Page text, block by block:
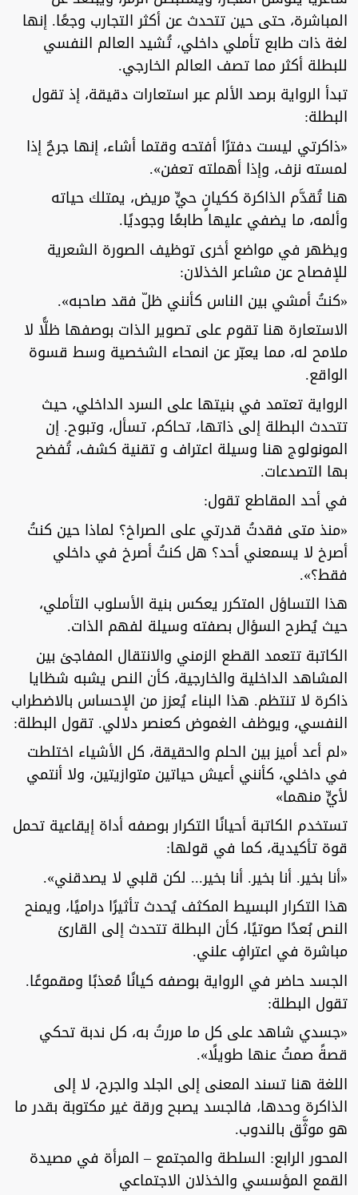
المباشرة، حتى حين تتحدث عن أكثر التجارب وجعًا. إنها
لغة ذات طابع تأملي داخلي، تُشيد العالم النفسي
للبطلة أكثر مما تصف العالم الخارجي.
تبدأ الرواية برصد الألم عبر استعارات دقيقة، إذ تقول
البطلة:
«ذاكرتي ليست دفترًا أفتحه وقتما أشاء، إنها جرحٌ إذا
لمسته نزف، وإذا أهملته تعفن».
هنا تُقدَّم الذاكرة ككيانٍ حيٍّ مريض، يمتلك حياته
وألمه، ما يضفي عليها طابعًا وجوديًا.
ويظهر في مواضع أخرى توظيف الصورة الشعرية
للإفصاح عن مشاعر الخذلان:
«كنتُ أمشي بين الناس كأنني ظلّ فقد صاحبه».
الاستعارة هنا تقوم على تصوير الذات بوصفها ظلًّا لا
ملامح له، مما يعبّر عن انمحاء الشخصية وسط قسوة
الواقع.
الرواية تعتمد في بنيتها على السرد الداخلي، حيث
تتحدث البطلة إلى ذاتها، تحاكم، تسأل، وتبوح. إن
المونولوج هنا وسيلة اعتراف و تقنية كشف، تُفضح
بها التصدعات.
في أحد المقاطع تقول:
«منذ متى فقدتُ قدرتي على الصراخ؟ لماذا حين كنتُ
أصرخ لا يسمعني أحد؟ هل كنتُ أصرخ في داخلي
فقط؟».
هذا التساؤل المتكرر يعكس بنية الأسلوب التأملي،
حيث يُطرح السؤال بصفته وسيلة لفهم الذات.
الكاتبة تتعمد القطع الزمني والانتقال المفاجئ بين
المشاهد الداخلية والخارجية، كأن النص يشبه شظايا
ذاكرة لا تنتظم. هذا البناء يُعزز من الإحساس بالاضطراب
النفسي، ويوظف الغموض كعنصر دلالي. تقول البطلة:
«لم أعد أميز بين الحلم والحقيقة، كل الأشياء اختلطت
في داخلي، كأنني أعيش حياتين متوازيتين، ولا أنتمي
لأيٍّ منهما»
تستخدم الكاتبة أحيانًا التكرار بوصفه أداة إيقاعية تحمل
قوة تأكيدية، كما في قولها:
«أنا بخير. أنا بخير. أنا بخير... لكن قلبي لا يصدقني».
هذا التكرار البسيط المكثف يُحدث تأثيرًا دراميًا، ويمنح
النص بُعدًا صوتيًا، كأن البطلة تتحدث إلى القارئ
مباشرة في اعترافٍ علني.
الجسد حاضر في الرواية بوصفه كيانًا مُعذبًا ومقموعًا.
تقول البطلة:
«جسدي شاهد على كل ما مررتُ به، كل ندبة تحكي
قصةً صمتُ عنها طويلًا».
اللغة هنا تسند المعنى إلى الجلد والجرح، لا إلى
الذاكرة وحدها، فالجسد يصبح ورقة غير مكتوبة بقدر ما
هو موثَّق بالندوب.
المحور الرابع: السلطة والمجتمع – المرأة في مصيدة
القمع المؤسسي والخذلان الاجتماعي